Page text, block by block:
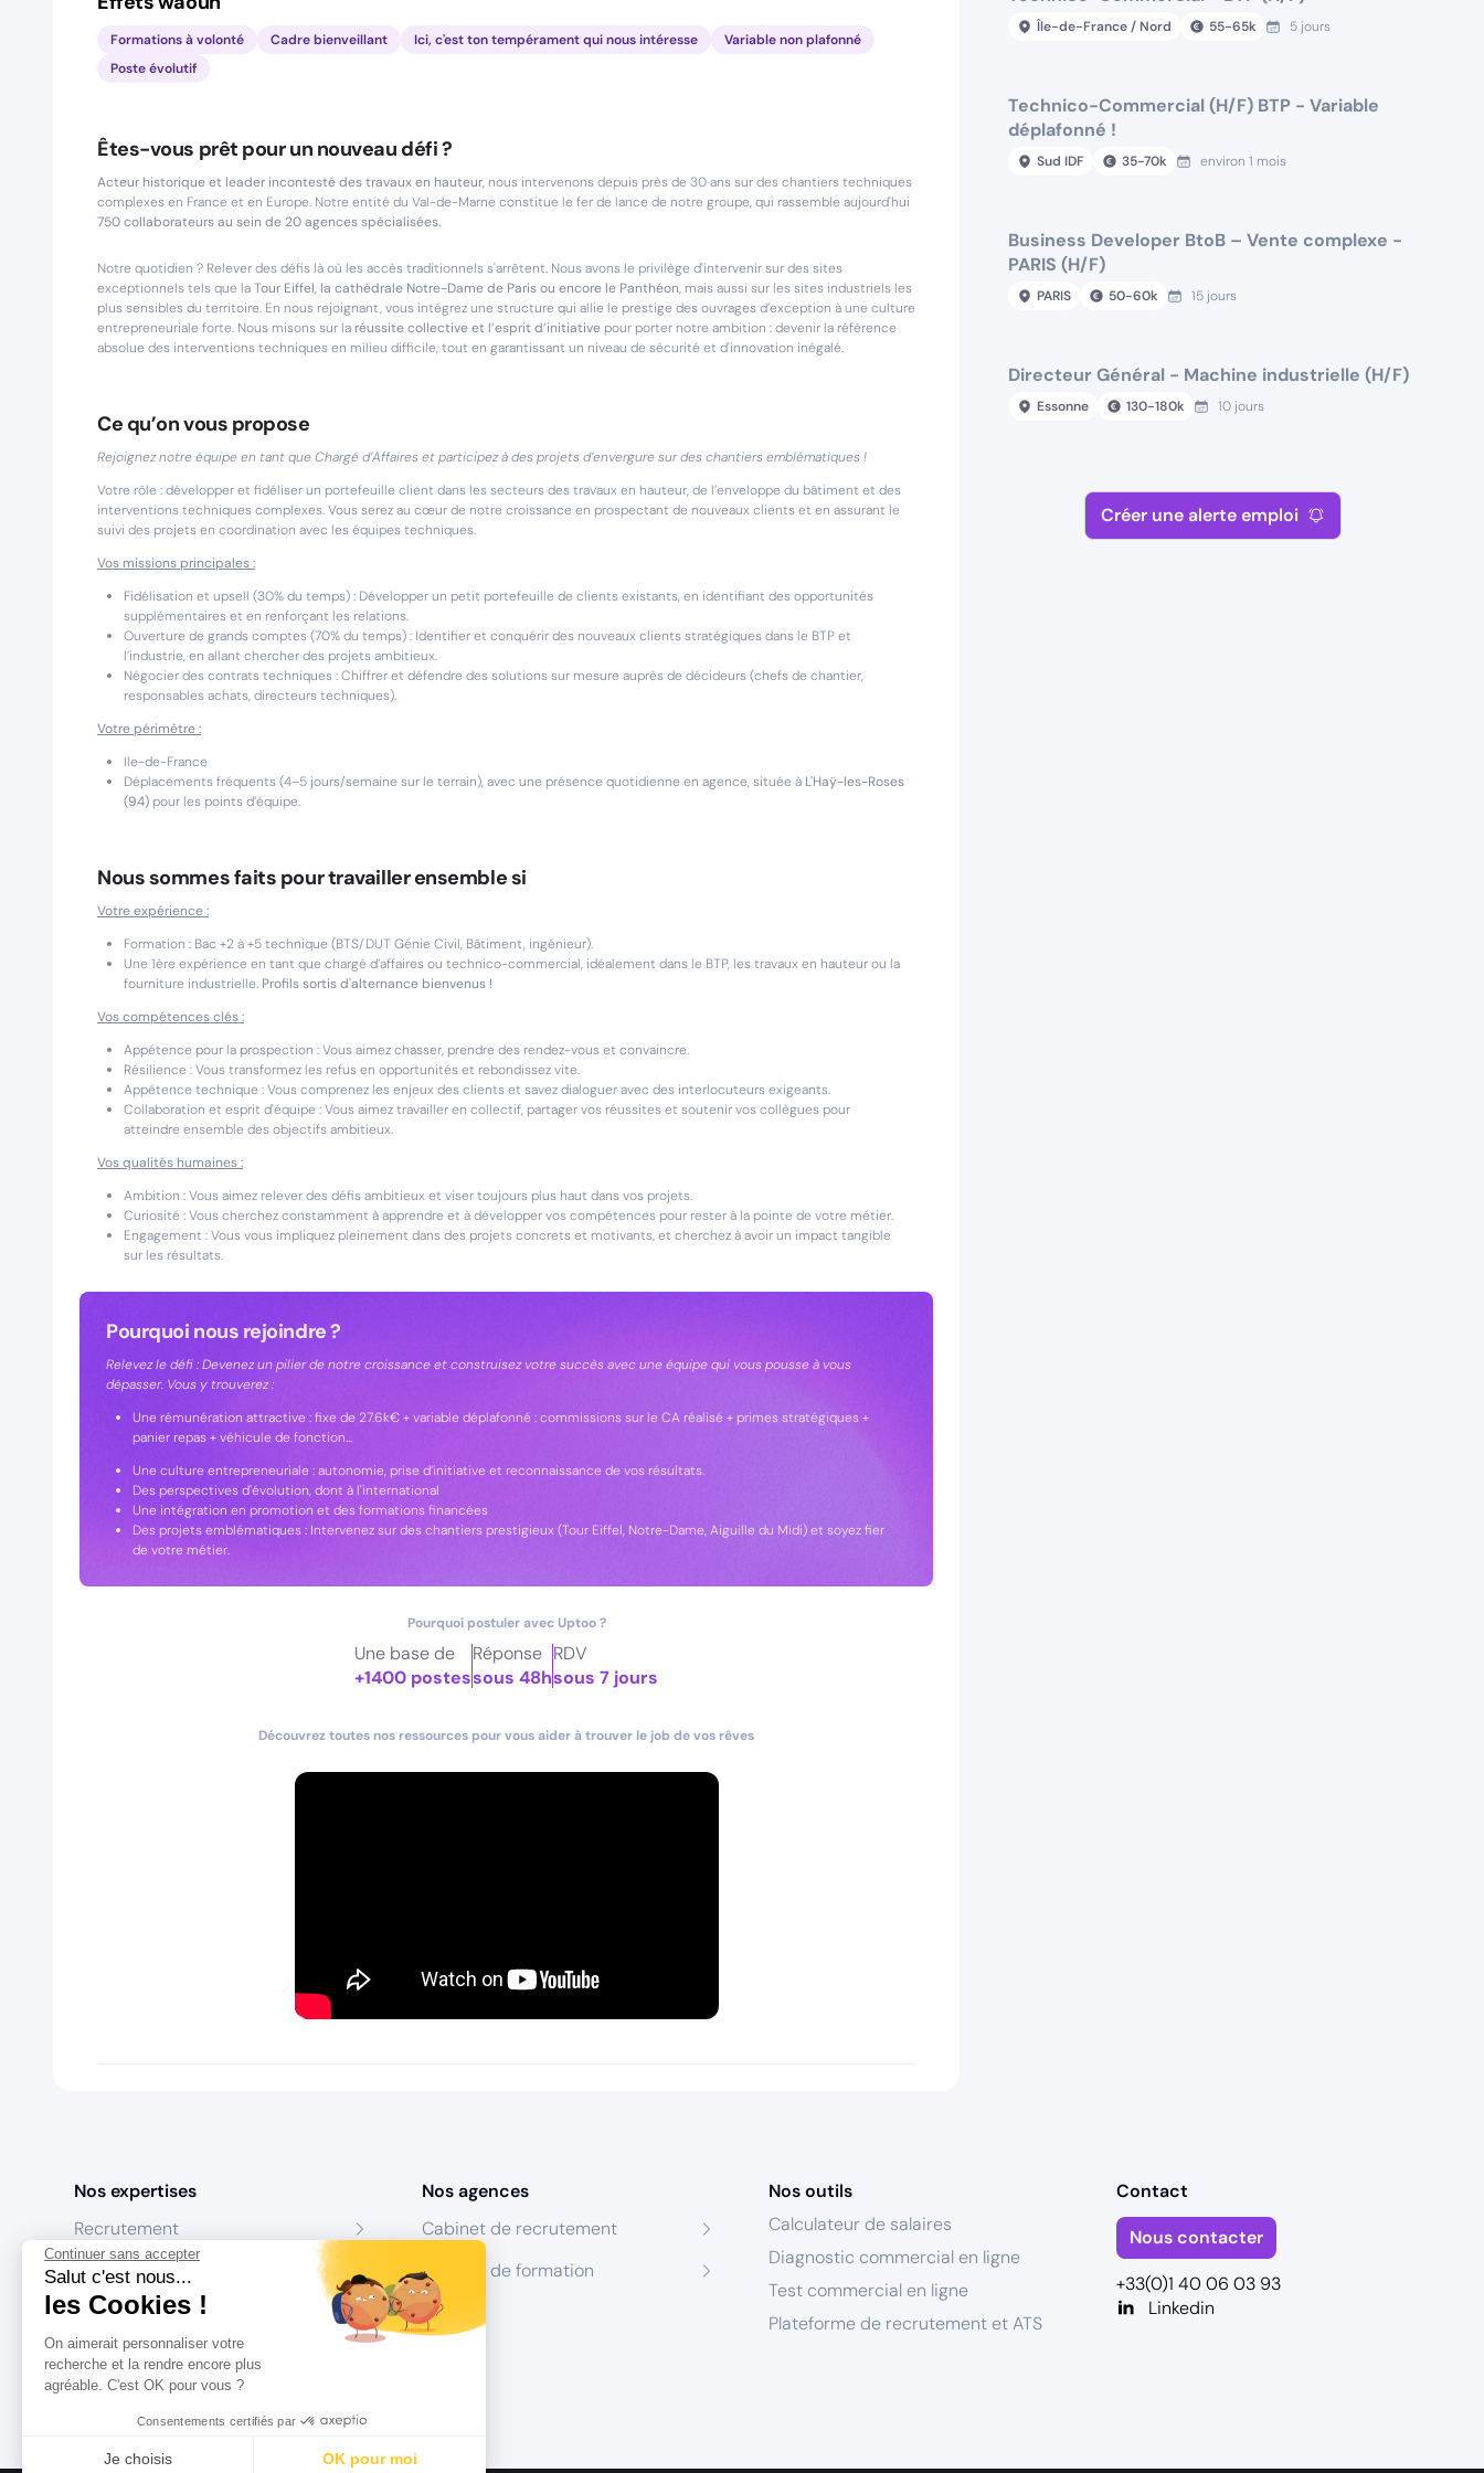
Continuer sans accepter
Salut c'est nous...
les Cookies !
On aimerait personnaliser votre
recherche et la rendre encore plus
agréable. C'est OK pour vous ?
Consentements certifiés par
Je choisis OK pour moi
Formations à volonté Cadre bienveillant Ici, c'est ton tempérament qui nous intéresse
Variable non plafonné
Poste évolutif
Êtes-vous prêt pour un nouveau défi ?
Acteur historique et leader incontesté des travaux en hauteur, nous intervenons depuis près de 30 ans sur des chantiers techniques
complexes en France et en Europe. Notre entité du Val-de-Marne constitue le fer de lance de notre groupe, qui rassemble aujourd'hui
750 collaborateurs au sein de 20 agences spécialisées.
Notre quotidien ? Relever des défis là où les accès traditionnels s'arrêtent. Nous avons le privilège d'intervenir sur des sites
exceptionnels tels que laTour Eiffel, la cathédrale Notre-Dame de Paris ou encore le Panthéon, mais aussi sur les sites industriels les
plus sensibles du territoire. En nous rejoignant, vous intégrez une structure qui allie le prestige des ouvrages d’exception à une culture
entrepreneuriale forte. Nous misons sur la réussite collective et l’esprit d’initiative pour porter notre ambition : devenir la référence
absolue des interventions techniques en milieu difficile, tout en garantissant un niveau de sécurité et d'innovation inégalé.
Ce qu’on vous propose
Rejoignez notre équipe en tant que Chargé d’Affaires et participez à des projets d’envergure sur des chantiers emblématiques !
Votre rôle : développer et fidéliser un portefeuille client dans les secteurs des travaux en hauteur, de l’enveloppe du bâtiment et des
interventions techniques complexes. Vous serez au cœur de notre croissance en prospectant de nouveaux clients et en assurant le
suivi des projets en coordination avec les équipes techniques.
Vos missions principales :
Fidélisation et upsell (30% du temps) : Développer un petit portefeuille de clients existants, en identifiant des opportunités
supplémentaires et en renforçant les relations.
Ouverture de grands comptes (70% du temps) : Identifier et conquérir des nouveaux clients stratégiques dans le BTP et
l’industrie, en allant chercher des projets ambitieux.
Négocier des contrats techniques : Chiffrer et défendre des solutions sur mesure auprès de décideurs (chefs de chantier,
responsables achats, directeurs techniques).
Votre périmètre :
Ile-de-France
Déplacements fréquents (4–5 jours/semaine sur le terrain), avec une présence quotidienne en agence, située à L'Haÿ-les-Roses
(94) pour les points d’équipe.
Nous sommes faits pour travailler ensemble si
Votre expérience :
Formation : Bac +2 à +5 technique (BTS/DUT Génie Civil, Bâtiment, ingénieur).
Une 1ère expérience en tant que chargé d’affaires ou technico-commercial, idéalement dans le BTP, les travaux en hauteur ou la
fourniture industrielle. Profils sortis d'alternance bienvenus !
Vos compétences clés :
Appétence pour la prospection : Vous aimez chasser, prendre des rendez-vous et convaincre.
Résilience : Vous transformez les refus en opportunités et rebondissez vite.
Appétence technique : Vous comprenez les enjeux des clients et savez dialoguer avec des interlocuteurs exigeants.
Collaboration et esprit d'équipe : Vous aimez travailler en collectif, partager vos réussites et soutenir vos collègues pour
atteindre ensemble des objectifs ambitieux.
Vos qualités humaines :
Ambition : Vous aimez relever des défis ambitieux et viser toujours plus haut dans vos projets.
Curiosité : Vous cherchez constamment à apprendre et à développer vos compétences pour rester à la pointe de votre métier.
Engagement : Vous vous impliquez pleinement dans des projets concrets et motivants, et cherchez à avoir un impact tangible
sur les résultats.
Pourquoi nous rejoindre ?
Relevez le défi : Devenez un pilier de notre croissance et construisez votre succès avec une équipe qui vous pousse à vous
dépasser. Vous y trouverez :
Une rémunération attractive : fixe de 27.6k€ + variable déplafonné : commissions sur le CA réalisé + primes stratégiques +
panier repas + véhicule de fonction...
Une culture entrepreneuriale : autonomie, prise d’initiative et reconnaissance de vos résultats.
Des perspectives d'évolution, dont à l'international
Une intégration en promotion et des formations financées
Des projets emblématiques : Intervenez sur des chantiers prestigieux (Tour Eiffel, Notre-Dame, Aiguille du Midi) et soyez fier
de votre métier.
Pourquoi postuler avec Uptoo ?
Une base de
+1400 postes
Réponse
sous 48h
RDV
sous 7 jours
Découvrez toutes nos ressources pour vous aider à trouver le job de vos rêves
Île-de-France / Nord 55-65k 5 jours
Technico-Commercial (H/F) BTP - Variable
déplafonné !
Sud IDF 35-70k environ 1 mois
Business Developer BtoB – Vente complexe -
PARIS (H/F)
PARIS 50-60k 15 jours
Directeur Général - Machine industrielle (H/F)
Essonne 130-180k 10 jours
Créer une alerte emploi
Nos expertises
Recrutement
Formation
Coaching
Conseil
Nos agences
Cabinet de recrutement
Centres de formation
Nos outils
Calculateur de salaires
Diagnostic commercial en ligne
Test commercial en ligne
Plateforme de recrutement et ATS
Contact
Nous contacter
+33(0)1 40 06 03 93
Linkedin